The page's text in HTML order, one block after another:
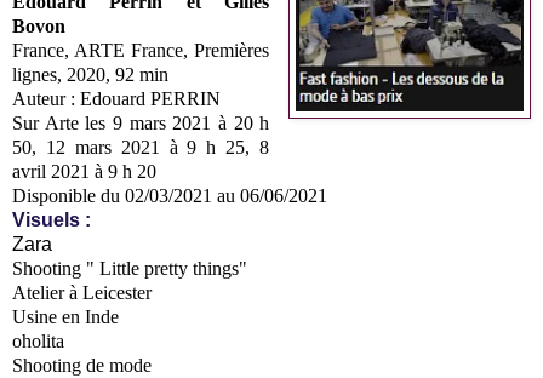
Bovon
France, ARTE France, Premières
lignes, 2020, 92 min
Auteur : Edouard PERRIN
Sur Arte les 9 mars 2021 à 20 h
50, 12 mars 2021 à 9 h 25, 8
avril 2021 à 9 h 20
Disponible du 02/03/2021 au 06/06/2021
Visuels :
Zara
Shooting " Little pretty things"
Atelier à Leicester
Usine en Inde
oholita
Shooting de mode